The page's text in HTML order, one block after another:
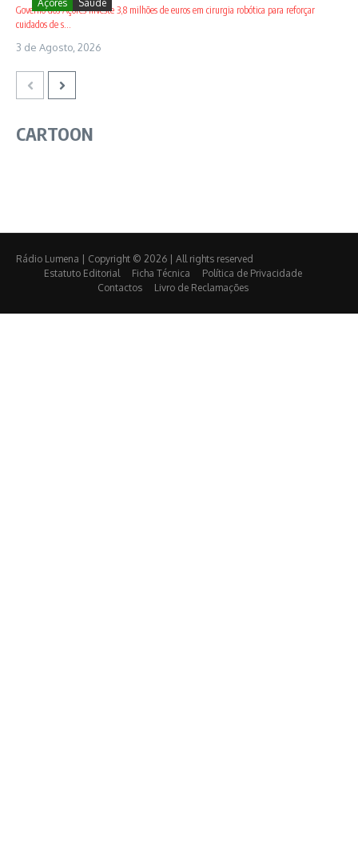
Açores Saude
Governo dos Açores investe 3,8 milhões de euros em cirurgia robótica para reforçar
cuidados de s...
3 de Agosto, 2026
CARTOON
Rádio Lumena | Copyright © 2026 | All rights reserved
Estatuto Editorial
Ficha Técnica
Política de Privacidade
Contactos
Livro de Reclamações